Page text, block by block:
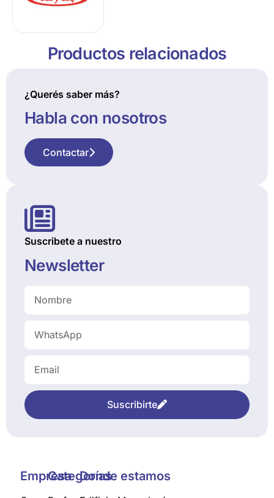
Productos relacionados
¿Querés saber más?
Habla con nosotros
Contactar
Suscribete a nuestro
Newsletter
Suscribirte
EmpresaCategoríasDonde estamos